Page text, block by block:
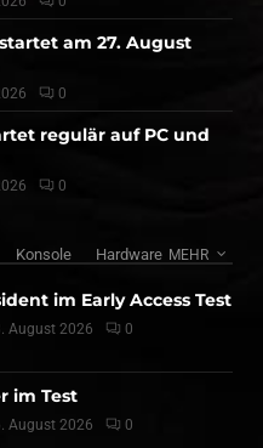
am 27. August
0
regulär auf PC und
0
Konsole Hardware MEHR
im Early Access Test
August 2026 0
im Test
August 2026 0